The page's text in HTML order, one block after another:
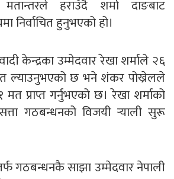
हराउँदै शर्मा दाङबाट
निर्वाचित हुनुभएको हो।​
केन्द्रका उम्मेदवार रेखा शर्माले २६
ल्याउनुभएको छ भने शंकर पोख्रेलले
प्राप्त गर्नुभएको छ। रेखा शर्माको
गठबन्धनको विजयी र्‍याली सुरू
गठबन्धनकै साझा उम्मेदवार नेपाली